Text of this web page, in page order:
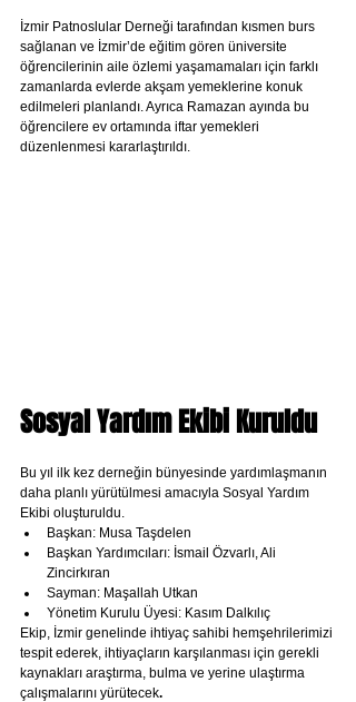
İzmir Patnoslular Derneği tarafından kısmen burs
sağlanan ve İzmir’de eğitim gören üniversite
öğrencilerinin aile özlemi yaşamamaları için farklı
zamanlarda evlerde akşam yemeklerine konuk
edilmeleri planlandı. Ayrıca Ramazan ayında bu
öğrencilere ev ortamında iftar yemekleri
düzenlenmesi kararlaştırıldı.
Sosyal Yardım Ekibi Kuruldu
Bu yıl ilk kez derneğin bünyesinde yardımlaşmanın
daha planlı yürütülmesi amacıyla Sosyal Yardım
Ekibi oluşturuldu.
Başkan: Musa Taşdelen
Başkan Yardımcıları: İsmail Özvarlı, Ali
Zincirkıran
Sayman: Maşallah Utkan
Yönetim Kurulu Üyesi: Kasım Dalkılıç
Ekip, İzmir genelinde ihtiyaç sahibi hemşehrilerimizi
tespit ederek, ihtiyaçların karşılanması için gerekli
kaynakları araştırma, bulma ve yerine ulaştırma
çalışmalarını yürütecek.